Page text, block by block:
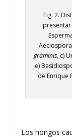
Fig. 2.
graminis, c)
e)
de Enrique
Los hongos